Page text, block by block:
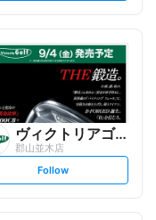
t
l
o
w
ヴィクトリアゴルフ
郡山並木店
s
t
Follow